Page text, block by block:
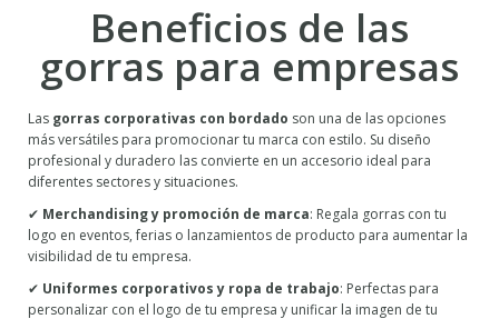
Beneficios de las
gorras para empresas
Las gorras corporativas con bordado son una de las opciones
más versátiles para promocionar tu marca con estilo. Su diseño
profesional y duradero las convierte en un accesorio ideal para
diferentes sectores y situaciones.
✔ Merchandising y promoción de marca: Regala gorras con tu
logo en eventos, ferias o lanzamientos de producto para aumentar la
visibilidad de tu empresa.
✔ Uniformes corporativos y ropa de trabajo: Perfectas para
personalizar con el logo de tu empresa y unificar la imagen de tu